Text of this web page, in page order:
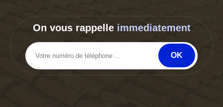
On vous rappelle immediatement